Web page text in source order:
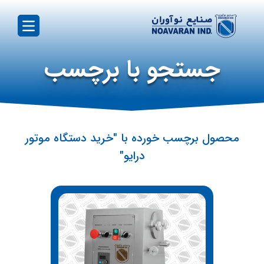
جستجو با برچسب
محصول برچسب خورده با "خرید دستگاه موتور
درایو"